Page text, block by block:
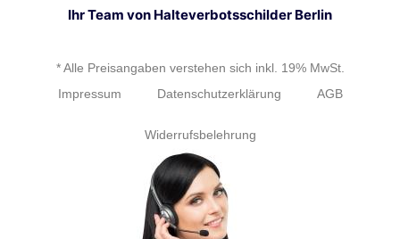
Ihr Team von Halteverbotsschilder Berlin
* Alle Preisangaben verstehen sich inkl. 19% MwSt.
Impressum
Datenschutzerklärung AGB
Widerrufsbelehrung